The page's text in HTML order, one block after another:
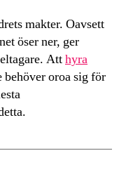
makter. Oavsett
öser ner, ger
Atthyra
behöver oroa sig för